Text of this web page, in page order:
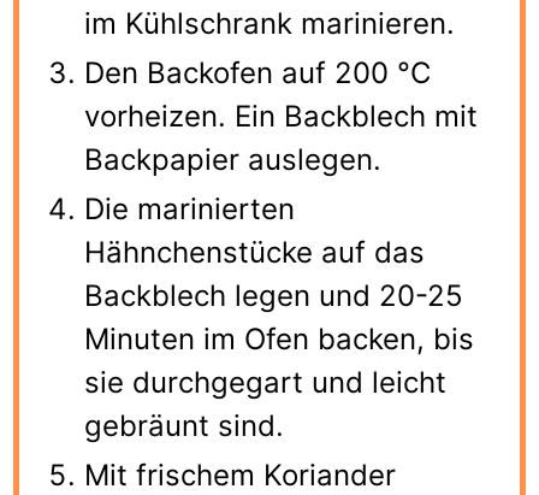
im Kühlschrank marinieren.
Den Backofen auf 200 °C
vorheizen. Ein Backblech mit
Backpapier auslegen.
Die marinierten
Hähnchenstücke auf das
Backblech legen und 20-25
Minuten im Ofen backen, bis
sie durchgegart und leicht
gebräunt sind.
Mit frischem Koriander